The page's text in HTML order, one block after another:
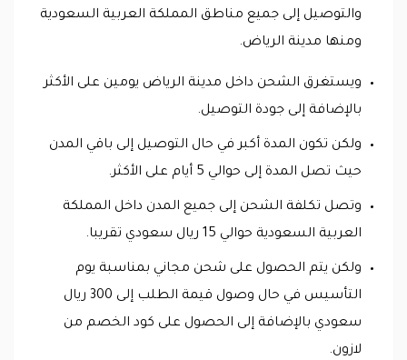
والتوصيل إلى جميع مناطق المملكة العربية السعودية
ومنها مدينة الرياض.
ويستغرق الشحن داخل مدينة الرياض يومين على الأكثر
بالإضافة إلى جودة التوصيل.
ولكن تكون المدة أكبر في حال التوصيل إلى باقي المدن
حيث تصل المدة إلى حوالي 5 أيام على الأكثر.
وتصل تكلفة الشحن إلى جميع المدن داخل المملكة
العربية السعودية حوالي 15 ريال سعودي تقريبا.
ولكن يتم الحصول على شحن مجاني بمناسبة يوم
التأسيس في حال وصول قيمة الطلب إلى 300 ريال
سعودي بالإضافة إلى الحصول على كود الخصم من
لازون.